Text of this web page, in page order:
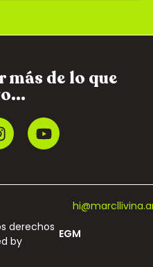
más de lo que
derechos
by
EGM